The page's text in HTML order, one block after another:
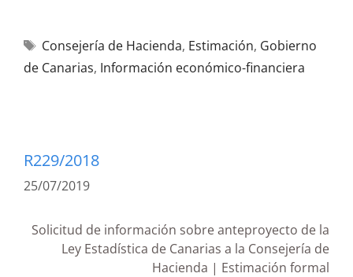
Consejería de Hacienda, Estimación, Gobierno
de Canarias, Información económico-financiera
R229/2018
25/07/2019
Solicitud de información sobre anteproyecto de la
Ley Estadística de Canarias a la Consejería de
Hacienda | Estimación formal